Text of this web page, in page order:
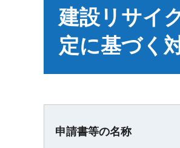
建設リサイ
定に基づく
申請書等の名称